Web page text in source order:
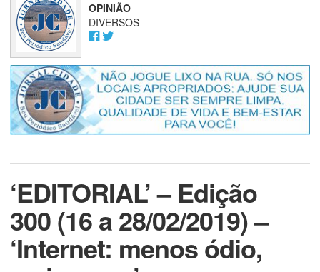
OPINIÃO
DIVERSOS
‘EDITORIAL’ – Edição
300 (16 a 28/02/2019) –
‘Internet: menos ódio,